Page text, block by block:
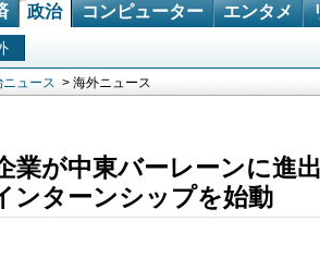
政治 コンピューター エンタメ
ニュース > 海外ニュース
業が中東バーレーンに
ンターンシップを始動